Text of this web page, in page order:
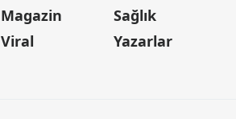
Magazin
Viral
Sağlık
Yazarlar